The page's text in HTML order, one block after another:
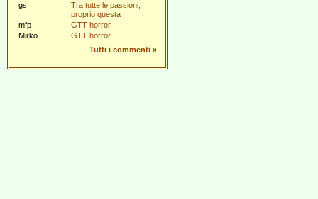
gs
Tra tutte le passioni,
proprio questa
mfp
GTT horror
Mirko
GTT horror
Tutti i commenti »